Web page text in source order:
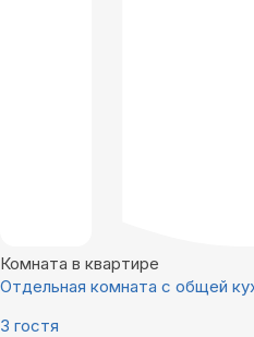
Комната в квартире
Отдельная комната с общей
3 гостя